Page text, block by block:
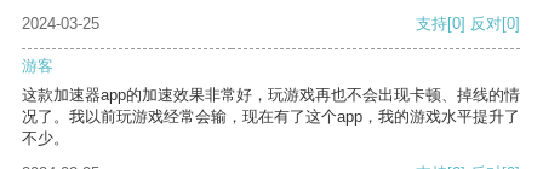
2024-03-25
支持[0] 反对[0]
游客
这款加速器app的加速效果非常好，玩游戏再也不会出现卡顿、掉线的情
况了。我以前玩游戏经常会输，现在有了这个app，我的游戏水平提升了
不少。